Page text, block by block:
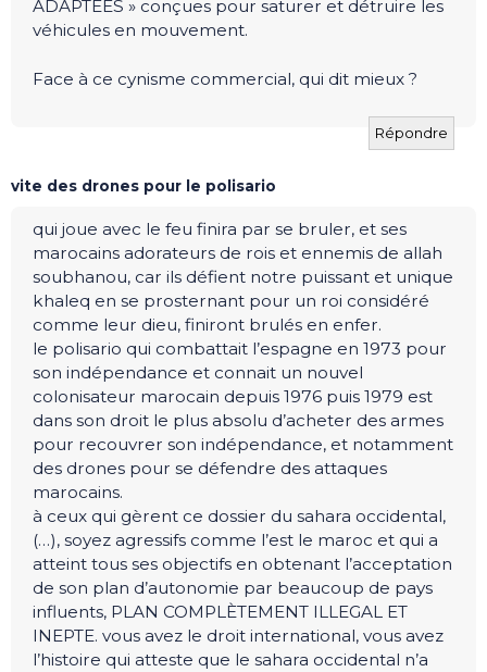
ADAPTÉES » conçues pour saturer et détruire les
véhicules en mouvement.
Face à ce cynisme commercial, qui dit mieux ?
Répondre
vite des drones pour le polisario
qui joue avec le feu finira par se bruler, et ses
marocains adorateurs de rois et ennemis de allah
soubhanou, car ils défient notre puissant et unique
khaleq en se prosternant pour un roi considéré
comme leur dieu, finiront brulés en enfer.
le polisario qui combattait l’espagne en 1973 pour
son indépendance et connait un nouvel
colonisateur marocain depuis 1976 puis 1979 est
dans son droit le plus absolu d’acheter des armes
pour recouvrer son indépendance, et notamment
des drones pour se défendre des attaques
marocains.
à ceux qui gèrent ce dossier du sahara occidental,
(…), soyez agressifs comme l’est le maroc et qui a
atteint tous ses objectifs en obtenant l’acceptation
de son plan d’autonomie par beaucoup de pays
influents, PLAN COMPLÈTEMENT ILLEGAL ET
INEPTE. vous avez le droit international, vous avez
l’histoire qui atteste que le sahara occidental n’a